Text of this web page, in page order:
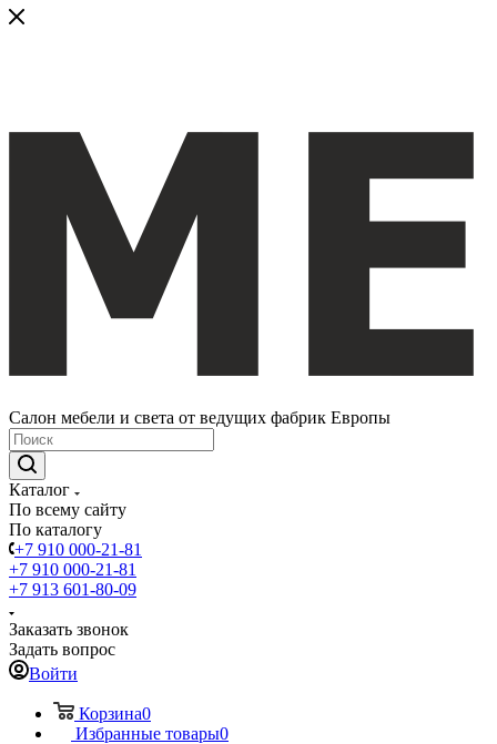
Салон мебели и света от ведущих фабрик Европы
Каталог
По всему сайту
По каталогу
+7 910 000-21-81
+7 910 000-21-81
+7 913 601-80-09
Заказать звонок
Задать вопрос
Войти
Корзина0
Избранные товары0